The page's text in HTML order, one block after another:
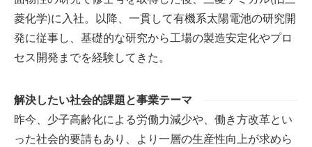
菱化学)に入社。以降、一貫して有機系太陽電池の研究開
発に従事し、基礎的な研究から工場の製造安定化やプロ
セス開発までを経験してきた。
解決したい社会的課題と事業テーマ
昨今、少子高齢化による労働力減少や、働き方改革とい
った社会的要請もあり、より一層の生産性向上が求めら